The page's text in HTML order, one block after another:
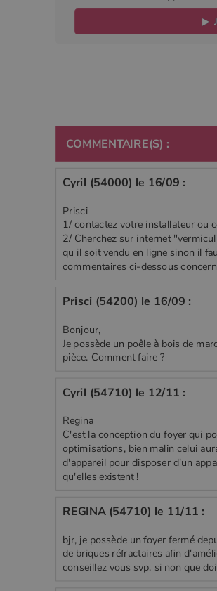
▶
COMMENTAIRE(S) :
Cyril (54000) le 16/09 :
Prisci
1/ contactez votre installateur ou
2/ Cherchez sur internet
qu il soit vendu en ligne sinon il
commentaires ci-dessous
Prisci (54200) le 16/09 :
Bonjour,
Je possède un poêle à bois de
pièce. Comment faire ?
Cyril (54710) le 12/11 :
Regina
C'est la conception du foyer qui
optimisations, bien malin celui
d'appareil pour disposer d'un
qu'elles existent !
REGINA (54710) le 11/11 :
bjr, je possède un foyer fermé
de briques réfractaires afin
conseillez vous svp, si non que